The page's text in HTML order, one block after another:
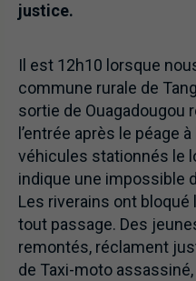
justice.
Il est 12h10 lorsque
commune rurale de
sortie de Ouagadougou
l’entrée après le péage
véhicules stationnés le
indique une impossible
Les riverains ont
tout passage. Des
remontés, réclament
de Taxi-moto